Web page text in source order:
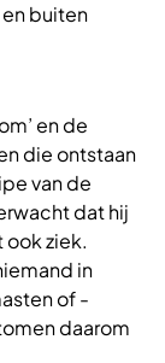
buiten
en de
die ontstaan
van de
dat hij
ziek.
in
of -
daarom